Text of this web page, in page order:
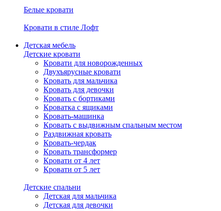
Белые кровати
Кровати в стиле Лофт
Детская мебель
Детские кровати
Кровати для новорожденных
Двухъярусные кровати
Кровать для мальчика
Кровать для девочки
Кровать с бортиками
Кроватка с ящиками
Кровать-машинка
Кровать с выдвижным спальным местом
Раздвижная кровать
Кровать-чердак
Кровать трансформер
Кровати от 4 лет
Кровати от 5 лет
Детские спальни
Детская для мальчика
Детская для девочки